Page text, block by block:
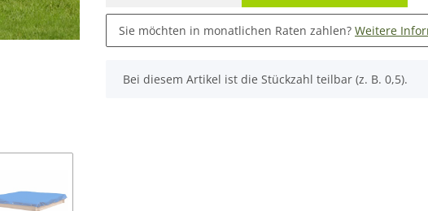
Sie möchten in monatlichen Raten zahlen? Weitere
x
Bei diesem Artikel ist die Stückzahl teilbar (z. B. 0,5).